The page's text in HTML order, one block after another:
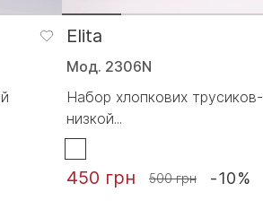
Elita
Мод. 2306N
Набор хлопкових
низкой...
450 грн 500 грн -10%